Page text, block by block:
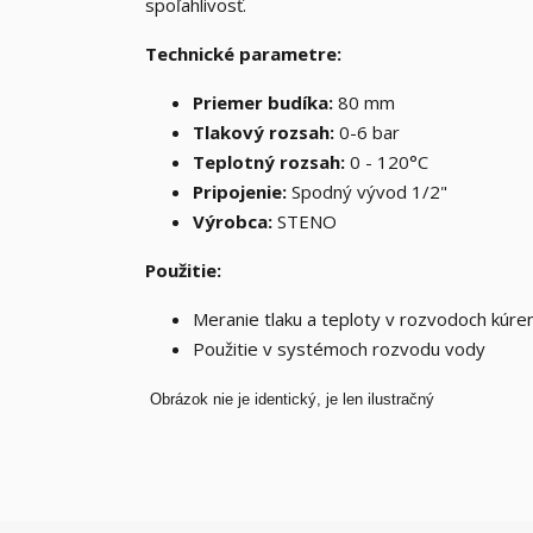
spoľahlivosť.
Technické parametre:
Priemer budíka: 80 mm
Tlakový rozsah: 0-6 bar
Teplotný rozsah: 0 - 120°C
Pripojenie: Spodný vývod 1/2"
Výrobca: STENO
Použitie:
Meranie tlaku a teploty v rozvodoch
Použitie v systémoch rozvodu vody
Obrázok nie je identický, je len ilustračný